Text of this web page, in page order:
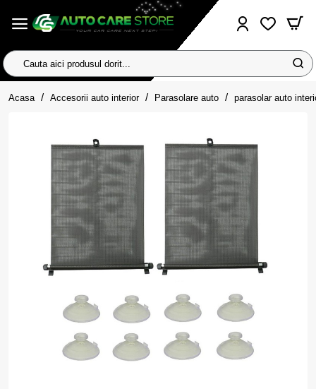
Cauta
aici
produsul
Acasa homeAccesorii auto interior Parasolare auto parasolar auto